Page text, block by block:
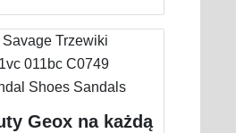
Geox na każdą